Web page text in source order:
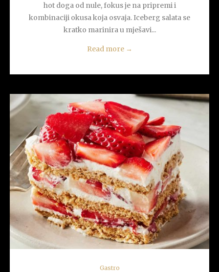
hot doga od nule, fokus je na pripremi i
kombinaciji okusa koja osvaja. Iceberg salata se
kratko marinira u mješavi...
Read more →
READ MORE
Gastro